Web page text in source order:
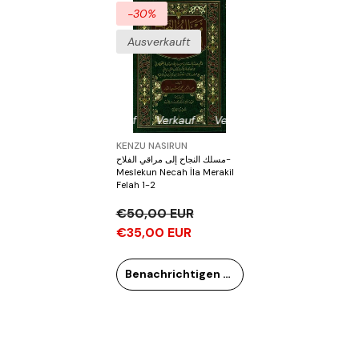
-30%
Ausverkauft
Verkauf Verkauf
Verkäufer:
KENZU NASIRUN
مسلك النجاح إلى مراقي الفلاح-
Meslekun Necah İla Merakil
Felah 1-2
€50,00 EUR
€35,00 EUR
Benachrichtigen Sie mich